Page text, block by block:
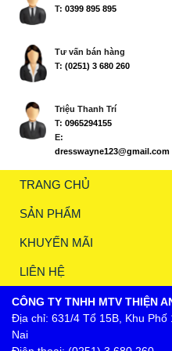
T: 0399 895 895
Tư vấn bán hàng
T: (0251) 3 680 260
Triệu Thanh Trí
T: 0965294155
E:
dresswayne123@gmail.com
TRANG CHỦ
SẢN PHẨM
KHUYẾN MÃI
LIÊN HỆ
CÔNG TY TNHH MTV THIỆN
Địa chỉ: 631/4 Tổ 15B, Khu Phố
Nai